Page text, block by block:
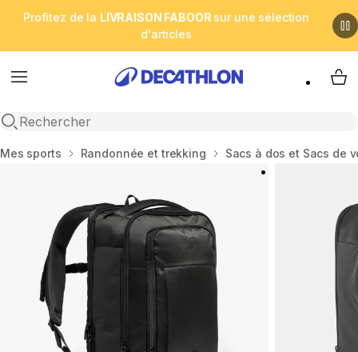
Profitez de la LIVRAISON FABOOR sur une sélection
d'articles
Menu
Open search
My
Accueil
Mes sports Randonnée et trekking Sacs à dos et Sacs de